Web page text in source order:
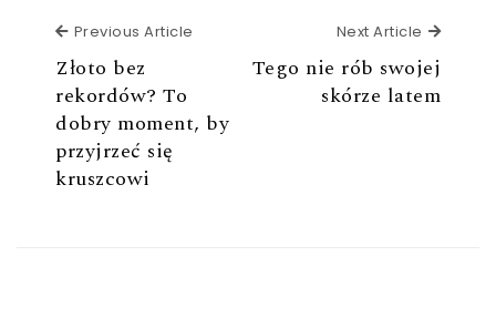
Previous Article
Złoto bez
rekordów? To
dobry moment, by
przyjrzeć się
kruszcowi
Next Article Next
Tego nie rób swojej
skórze latem